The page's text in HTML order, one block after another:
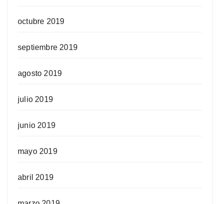
octubre 2019
septiembre 2019
agosto 2019
julio 2019
junio 2019
mayo 2019
abril 2019